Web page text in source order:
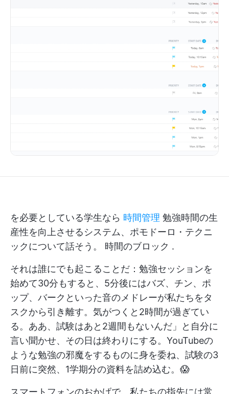
を必要としている学生なら 時間管理 勉強時間の生
産性を向上させるシステム、ポモドーロ・テクニ
ックについて話そう。 時間のブロック .
それは誰にでも起こることだ：勉強セッションを
始めて30分もすると、5分後にはバズ、チン、ポ
ップ、バークといった音のメドレーが私たちをタ
スクから引き離す。気がつくと2時間が過ぎてい
る。ああ、試験はあと2週間もないんだ」と自分に
言い聞かせ、その日は終わりにする。YouTubeの
ような勉強の邪魔をするものに身を委ね、試験の3
日前に突然、1学期分の資料を詰め込む。😱
スマートフォンのおかげで、私たちの指先には常